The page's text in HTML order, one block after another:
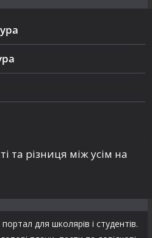
та різниця між усім на
для школярів і студентів.